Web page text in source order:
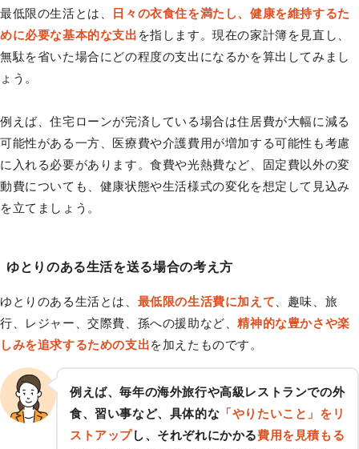
最低限の生活とは、
日々の衣食住を満たし、健康を維持するた
めに必要な基本的な支出 を指します。現在の家計簿を見直し、
無駄を省いた場合にどの程度の支出になるかを算出してみまし
ょう。
例えば、住宅ローンが完済している場合は住居費が大幅に減る
可能性がある一方、医療費や介護費用が増加する可能性も考慮
に入れる必要があります。食費や光熱費など、固定費以外の変
動費についても、健康状態や生活様式の変化を想定して見込み
を立てましょう。
ゆとりのある生活を送る場合の考え方
ゆとりのある生活とは、 最低限の生活費に加えて 、趣味、旅
行、レジャー、交際費、孫への援助など、精神的な豊かさや楽
しみを追求するための支出を加えたものです。
例えば、毎年の海外旅行や高級レストランでの外
食、習い事など、具体的な 「やりたいこと」をリ
ストアップし、それぞれにかかる費用を見積もる